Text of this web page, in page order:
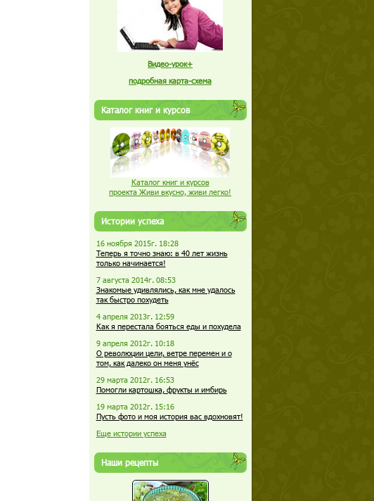
Видео-урок+
подробная карта-схема
Каталог книг и курсов
Каталог книг и курсов
проекта Живи вкусно, живи легко!
Истории успеха
16 ноября 2015г. 18:28
Теперь я точно знаю: в 40 лет жизнь
только начинается!
7 августа 2014г. 08:53
Знакомые удивлялись, как мне удалось
так быстро похудеть
4 апреля 2013г. 12:59
Как я перестала бояться еды и похудела
9 апреля 2012г. 10:18
О революции цели, ветре перемен и о
том, как далеко он меня унёс
29 марта 2012г. 16:53
Помогли картошка, фрукты и имбирь
19 марта 2012г. 15:16
Пусть фото и моя история вас вдохновят!
Еще истории успеха
Наши рецепты